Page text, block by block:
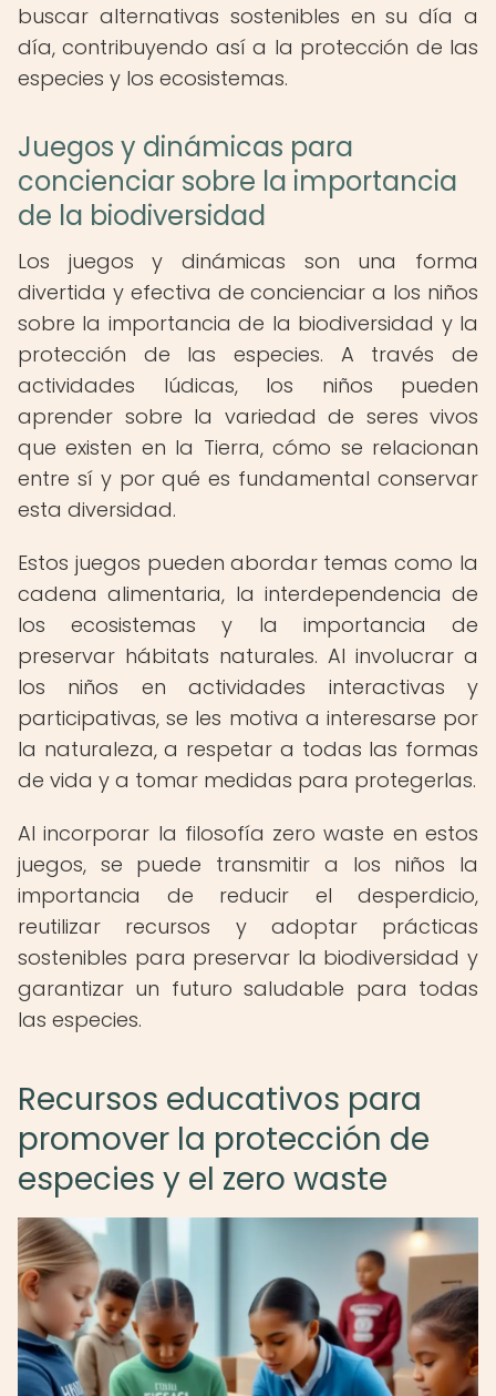
buscar alternativas sostenibles en su día a
día, contribuyendo así a la protección de las
especies y los ecosistemas.
Juegos y dinámicas para
concienciar sobre la importancia
de la biodiversidad
Los juegos y dinámicas son una forma
divertida y efectiva de concienciar a los niños
sobre la importancia de la biodiversidad y la
protección de las especies. A través de
actividades lúdicas, los niños pueden
aprender sobre la variedad de seres vivos
que existen en la Tierra, cómo se relacionan
entre sí y por qué es fundamental conservar
esta diversidad.
Estos juegos pueden abordar temas como la
cadena alimentaria, la interdependencia de
los ecosistemas y la importancia de
preservar hábitats naturales. Al involucrar a
los niños en actividades interactivas y
participativas, se les motiva a interesarse por
la naturaleza, a respetar a todas las formas
de vida y a tomar medidas para protegerlas.
Al incorporar la filosofía zero waste en estos
juegos, se puede transmitir a los niños la
importancia de reducir el desperdicio,
reutilizar recursos y adoptar prácticas
sostenibles para preservar la biodiversidad y
garantizar un futuro saludable para todas
las especies.
Recursos educativos para
promover la protección de
especies y el zero waste